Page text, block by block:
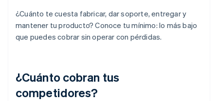
¿Cuánto te cuesta fabricar, dar soporte, entregar y
mantener tu producto? Conoce tu mínimo: lo más bajo
que puedes cobrar sin operar con pérdidas.
¿Cuánto cobran tus
competidores?